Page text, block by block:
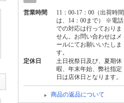
営業時間
11：00-17：00（出荷時間
は、14：00まで） ※電話
での対応は行っておりま
せん。お問い合わせはメ
ールにてお願いいたしま
す。
定休日
土日祝祭日及び、夏期休
暇、年末年始、弊社指定
日は店休日となります。
商品の返品について